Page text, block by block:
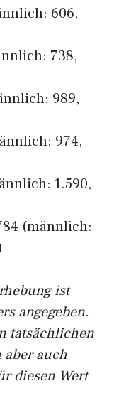
606,
738,
989,
974,
1.590,
(männlich:
ist
angegeben.
tatsächlichen
aber auch
diesen Wert